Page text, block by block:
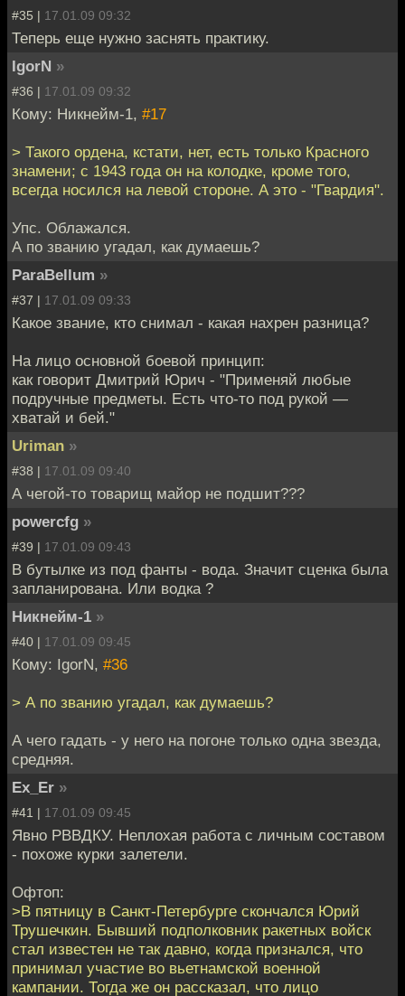
#35 | 17.01.09 09:32
Теперь еще нужно заснять практику.
IgorN »
#36 | 17.01.09 09:32
Кому: Никнейм-1, #17
> Такого ордена, кстати, нет, есть только Красного
знамени; с 1943 года он на колодке, кроме того,
всегда носился на левой стороне. А это - "Гвардия".
Упс. Облажался.
А по званию угадал, как думаешь?
ParaBellum »
#37 | 17.01.09 09:33
Какое звание, кто снимал - какая нахрен разница?
На лицо основной боевой принцип:
как говорит Дмитрий Юрич - "Применяй любые
подручные предметы. Есть что-то под рукой —
хватай и бей."
Uriman »
#38 | 17.01.09 09:40
А чегой-то товарищ майор не подшит???
powercfg »
#39 | 17.01.09 09:43
В бутылке из под фанты - вода. Значит сценка была
запланирована. Или водка ?
Никнейм-1 »
#40 | 17.01.09 09:45
Кому: IgorN, #36
> А по званию угадал, как думаешь?
А чего гадать - у него на погоне только одна звезда,
средняя.
Ex_Er »
#41 | 17.01.09 09:45
Явно РВВДКУ. Неплохая работа с личным составом
- похоже курки залетели.
Офтоп:
>В пятницу в Санкт-Петербурге скончался Юрий
Трушечкин. Бывший подполковник ракетных войск
стал известен не так давно, когда признался, что
принимал участие во вьетнамской военной
кампании. Тогда же он рассказал, что лицо